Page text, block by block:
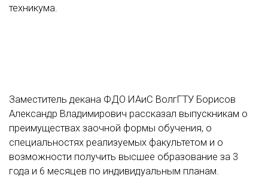
техникума.
Заместитель декана ФДО ИАиС ВолгГТУ Борисов
Александр Владимирович рассказал выпускникам о
преимуществах заочной формы обучения, о
специальностях реализуемых факультетом и о
возможности получить высшее образование за 3
года и 6 месяцев по индивидуальным планам.